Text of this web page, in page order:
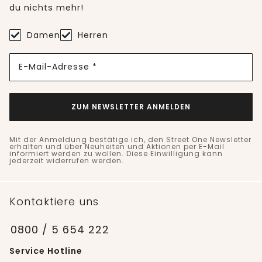
du nichts mehr!
Damen Herren
E-Mail-Adresse *
ZUM NEWSLETTER ANMELDEN
Mit der Anmeldung bestätige ich, den Street One Newsletter
erhalten und über Neuheiten und Aktionen per E-Mail
informiert werden zu wollen. Diese Einwilligung kann
jederzeit widerrufen werden.
Kontaktiere uns
0800 / 5 654 222
Service Hotline